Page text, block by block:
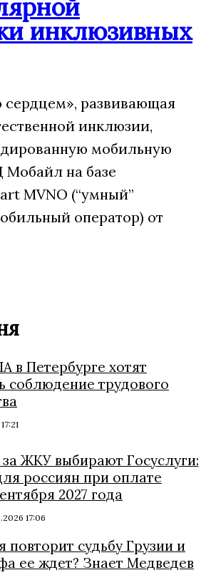
инклюзивных
развивающая
инклюзии,
мобильную
на базе
MVNO (“умный”
оператор) от
Петербурге хотят
соблюдение трудового
ЖКУ выбирают Госуслуги:
россиян при оплате
2027 года
17:06
судьбу Грузии и
ее ждет? Знает Медведев